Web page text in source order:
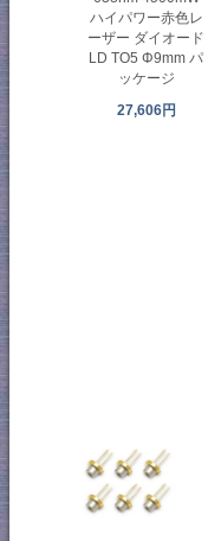
ハイパワー赤色レ
ーザー ダイオード
LD TO5 Φ9mm パ
ッケージ
27,606円